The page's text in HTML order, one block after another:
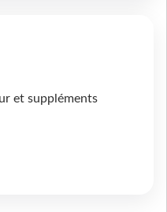
et suppléments